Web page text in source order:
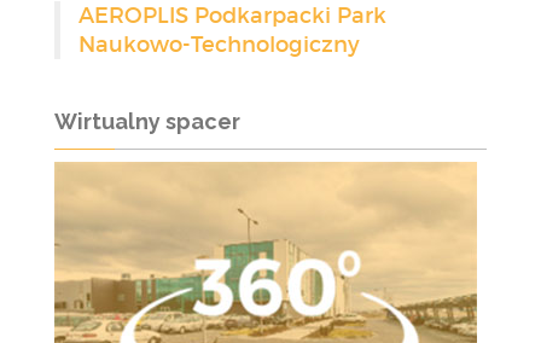
AEROPLIS Podkarpacki Park
Naukowo-Technologiczny
Wirtualny spacer